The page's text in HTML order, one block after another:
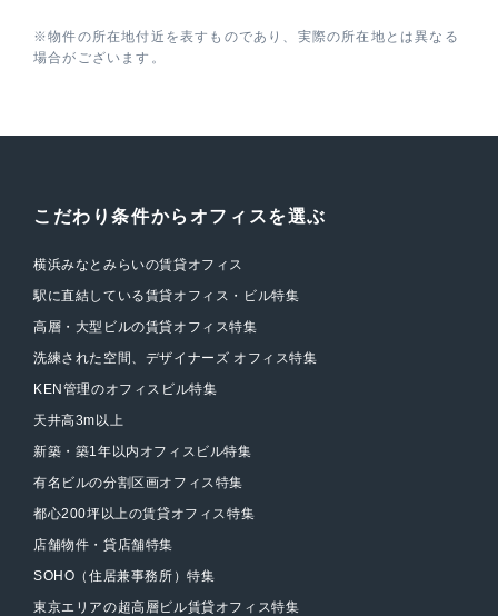
※物件の所在地付近を表すものであり、実際の所在地とは異なる
場合がございます。
こだわり条件からオフィスを選ぶ
横浜みなとみらいの賃貸オフィス
駅に直結している賃貸オフィス・ビル特集
高層・大型ビルの賃貸オフィス特集
洗練された空間、デザイナーズ オフィス特集
KEN管理のオフィスビル特集
天井高3m以上
新築・築1年以内オフィスビル特集
有名ビルの分割区画オフィス特集
都心200坪以上の賃貸オフィス特集
店舗物件・貸店舗特集
SOHO（住居兼事務所）特集
東京エリアの超高層ビル賃貸オフィス特集